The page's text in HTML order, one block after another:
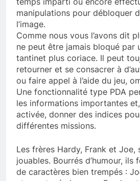
manipulations pour débloquer
l’image.
Comme nous vous l’avons dit
ne peut être jamais bloqué par
tantinet plus coriace. Il peut
retourner et se consacrer à
ou faire appel à l’aide du jeu,
Une fonctionnalité type PDA
les informations importantes
activée, donner des indices
différentes missions.
Les frères Hardy, Frank et Joe,
jouables. Bourrés d’humour, ils
de caractères bien trempés :